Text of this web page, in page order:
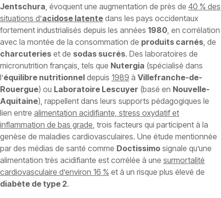
Jentschura , évoquent une augmentation de près de 40 % des
situations d’acidose latente dans les pays occidentaux
fortement industrialisés depuis les années 1980 , en corrélation
avec la montée de la consommation de produits carnés , de
charcuteries et de sodas sucrés. Des laboratoires de
micronutrition français, tels que Nutergia (spécialisé dans
l’équilibre nutritionnel depuis 1989 à Villefranche-de-
Rouergue) ou Laboratoire Lescuyer (basé en Nouvelle-
Aquitaine), rappellent dans leurs supports pédagogiques le
lien entre alimentation acidifiante, stress oxydatif et
inflammation de bas grade , trois facteurs qui participent à la
genèse de maladies cardiovasculaires. Une étude mentionnée
par des médias de santé comme Doctissimo signale qu’une
alimentation très acidifiante est corrélée à une surmortalité
cardiovasculaire d’environ 16 % et à un risque plus élevé de
diabète de type 2.